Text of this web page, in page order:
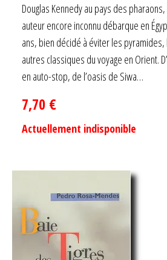
3.00
Douglas Kennedy au pays des
auteur encore inconnu débarque en
ans, bien décidé à éviter les
autres classiques du voyage en Orient.
en auto-stop, de l’oasis de Siwa…
7,70 €
Actuellement indisponible